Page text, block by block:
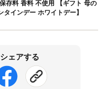
存料 香料 不使用 【ギフト 母の
インデー ホワイトデー】
ェアする